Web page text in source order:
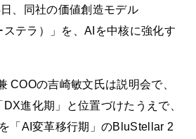
、同社の価値創造モデル
ステラ）」を、AIを中核に強化す
COOの吉崎敏文氏は説明会で、
進化期」と位置づけたうえで、
「AI変革移行期」のBluStellar 2